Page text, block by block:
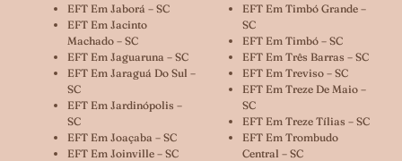
EFT Em Jaborá – SC
EFT Em Jacinto
Machado – SC
EFT Em Jaguaruna – SC
EFT Em Jaraguá Do Sul –
SC
EFT Em Jardinópolis –
SC
EFT Em Joaçaba – SC
EFT Em Joinville – SC
EFT Em Timbó Grande –
SC
EFT Em Timbó – SC
EFT Em Três Barras – SC
EFT Em Treviso – SC
EFT Em Treze De Maio –
SC
EFT Em Treze Tílias – SC
EFT Em Trombudo
Central – SC